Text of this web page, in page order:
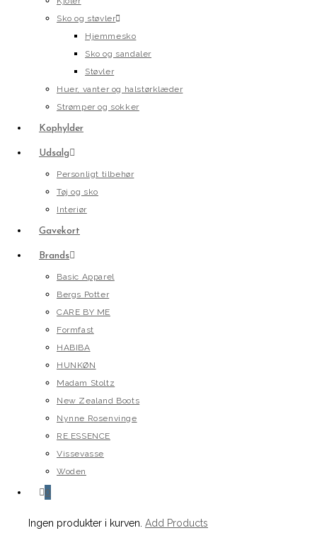
Sko og støvler
Hjemmesko
Sko og sandaler
Støvler
Huer, vanter og halstørklæder
Strømper og sokker
Kophylder
Udsalg
Personligt tilbehør
Tøj og sko
Interiør
Gavekort
Brands
Basic Apparel
Bergs Potter
CARE BY ME
Formfast
HABIBA
HUNKØN
Madam Stoltz
New Zealand Boots
Nynne Rosenvinge
RE.ESSENCE
Vissevasse
Woden
0
Ingen produkter i kurven. Add Products